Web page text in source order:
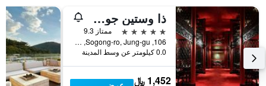
ذا وستين جوسون سول
5 نجوم
ممتاز 9.3
106, Sogong-ro, Jung-gu, سيول, كوريا الجنوبية
0.0 كيلومتر عن وسط المدينة
1,452 ﷼